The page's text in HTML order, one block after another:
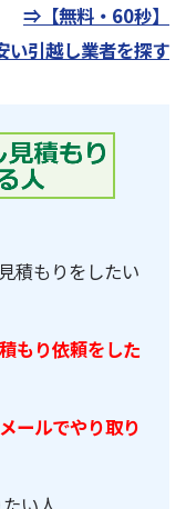
⇒【無料・60秒】
い引越し業者を探す
積もりをしたい
もり依頼をした
メールでやり取り